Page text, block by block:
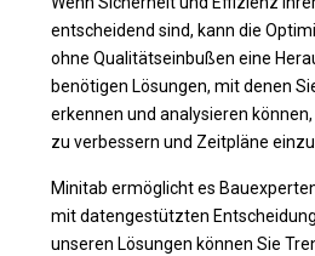
entscheidend sind, kann die
ohne Qualitätseinbußen eine
benötigen Lösungen, mit denen
erkennen und analysieren
zu verbessern und Zeitpläne
Minitab ermöglicht es
mit datengestützten
unseren Lösungen können Sie